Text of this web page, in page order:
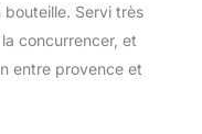
Servi très
concurrencer, et
entre provence et